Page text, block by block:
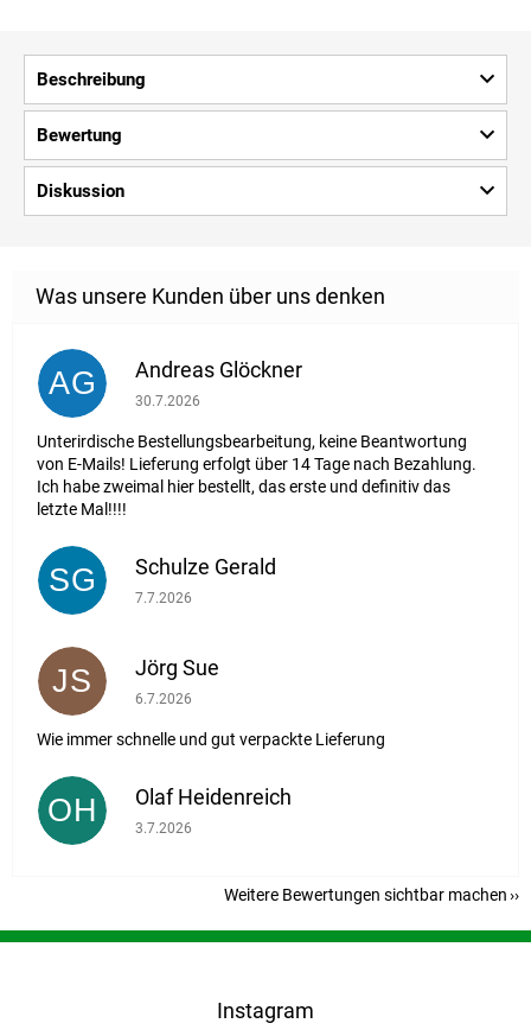
Beschreibung
Bewertung
Diskussion
AG Andreas Glöckner
Die Shop-Bewertung beträgt 1 von 5 Sternen.
30.7.2026
Unterirdische Bestellungsbearbeitung, keine Beantwortung
von E-Mails! Lieferung erfolgt über 14 Tage nach Bezahlung.
Ich habe zweimal hier bestellt, das erste und definitiv das
letzte Mal!!!!
SG Schulze Gerald
Die Shop-Bewertung beträgt 5 von 5 Sternen.
7.7.2026
JS Jörg Sue
Die Shop-Bewertung beträgt 5 von 5 Sternen.
6.7.2026
Wie immer schnelle und gut verpackte Lieferung
OH Olaf Heidenreich
Die Shop-Bewertung beträgt 5 von 5 Sternen.
3.7.2026
Weitere Bewertungen sichtbar machen
F
Instagram